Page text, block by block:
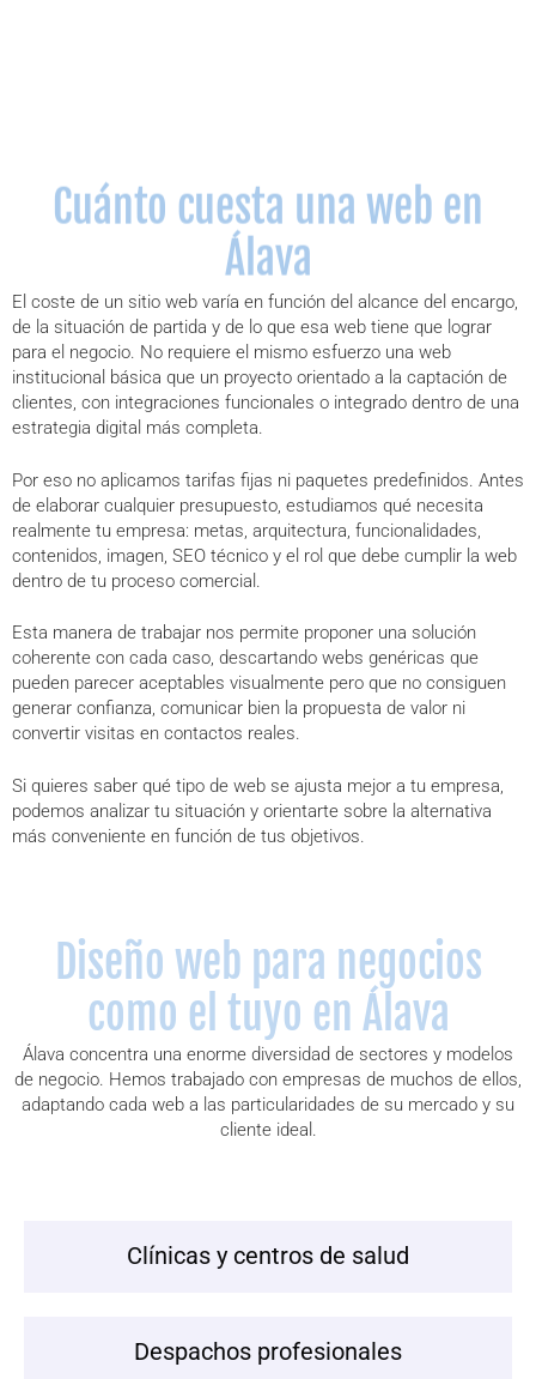
Cuánto cuesta una web en
Álava
El coste de un sitio web varía en función del alcance del encargo,
de la situación de partida y de lo que esa web tiene que lograr
para el negocio. No requiere el mismo esfuerzo una web
institucional básica que un proyecto orientado a la captación de
clientes, con integraciones funcionales o integrado dentro de una
estrategia digital más completa.
Por eso no aplicamos tarifas fijas ni paquetes predefinidos. Antes
de elaborar cualquier presupuesto, estudiamos qué necesita
realmente tu empresa: metas, arquitectura, funcionalidades,
contenidos, imagen, SEO técnico y el rol que debe cumplir la web
dentro de tu proceso comercial.
Esta manera de trabajar nos permite proponer una solución
coherente con cada caso, descartando webs genéricas que
pueden parecer aceptables visualmente pero que no consiguen
generar confianza, comunicar bien la propuesta de valor ni
convertir visitas en contactos reales.
Si quieres saber qué tipo de web se ajusta mejor a tu empresa,
podemos analizar tu situación y orientarte sobre la alternativa
más conveniente en función de tus objetivos.
Diseño web para negocios
como el tuyo en Álava
Álava concentra una enorme diversidad de sectores y modelos
de negocio. Hemos trabajado con empresas de muchos de ellos,
adaptando cada web a las particularidades de su mercado y su
cliente ideal.
Clínicas y centros de salud
Despachos profesionales